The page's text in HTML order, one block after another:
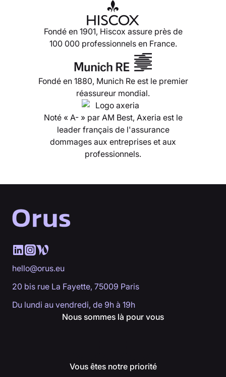
Fondé en 1901, Hiscox assure près de
100 000 professionnels en France.
Fondé en 1880, Munich Re est le premier
réassureur mondial.
Noté « A- » par AM Best, Axeria est le
leader français de l'assurance
dommages aux entreprises et aux
professionnels.
hello@orus.eu
20 bis rue La Fayette, 75009 Paris
Du lundi au vendredi, de 9h à 19h
Nous sommes là pour vous
Vous êtes notre priorité